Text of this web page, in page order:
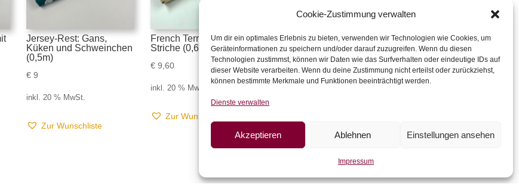
Cookie-Zustimmung verwalten
Um dir ein optimales Erlebnis zu bieten, verwenden wir Technologien wie Cookies, um
Geräteinformationen zu speichern und/oder darauf zuzugreifen. Wenn du diesen
Technologien zustimmst, können wir Daten wie das Surfverhalten oder eindeutige IDs auf
dieser Website verarbeiten. Wenn du deine Zustimmung nicht erteilst oder zurückziehst,
können bestimmte Merkmale und Funktionen beeinträchtigt werden.
Dienste verwalten
Akzeptieren Ablehnen Einstellungen ansehen
Impressum
Jersey-Rest: Gans,
Küken und Schweinchen
(0,5m)
€ 9
inkl. 20 % MwSt.
Zur Wunschliste
French Terry-Rest:
Striche (0,6m)
€9,60
inkl. 20 % MwSt.
Zur Wunschliste